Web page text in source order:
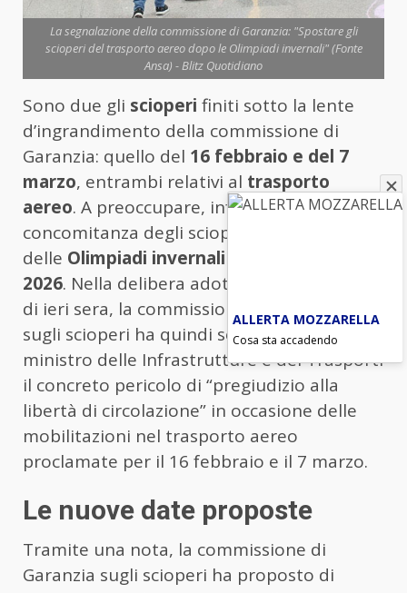
La segnalazione della commissione di Garanzia: "Spostare gli
scioperi del trasporto aereo dopo le Olimpiadi invernali" (Fonte
Ansa) - Blitz Quotidiano
Sono due gli scioperi finiti sotto la lente
d’ingrandimento della commissione di
Garanzia: quello del 16 febbraio e del 7
marzo, entrambi relativi al trasporto
aereo. A preoccupare, infatti, è la
concomitanza degli scioperi con le gare
delle Olimpiadi invernali di Milano-Cortina
2026. Nella delibera adottata nella seduta
di ieri sera, la commissione di Garanzia
sugli scioperi ha quindi segnalato al
ministro delle Infrastrutture e dei Trasporti
il concreto pericolo di “pregiudizio alla
libertà di circolazione” in occasione delle
mobilitazioni nel trasporto aereo
proclamate per il 16 febbraio e il 7 marzo.
Le nuove date proposte
Tramite una nota, la commissione di
Garanzia sugli scioperi ha proposto di
ALLERTA MOZZARELLA
Cosa sta accadendo